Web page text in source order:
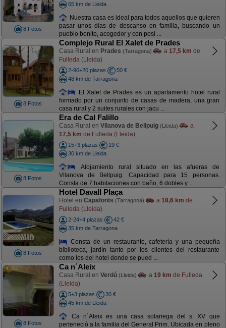
8 Fotos
65 km de Lleida
Nuestra casa es ideal para todos aquellos que quieren
pasar unos días de descanso en familia, buscando un
pueblo bonito, acogedor y con posi ...
8 Fotos
Complejo Rural El Xalet de Prades
Casa Rural en Prades (Tarragona) a 17,5 km de
Fulleda (Lleida)
2-96+20 plazas
50 €
48 km de Tarragona
El Xalet de Prades es un apartamento hotel rural
formado por un conjunto de casas de madera, una gran
casa rural y 2 suites rurales con jacu ...
8 Fotos
Era de Cal Falillo
Casa Rural en Vilanova de Bellpuig (Lleida)
a
17,5 km de Fulleda (Lleida)
15+3 plazas
19 €
30 km de Lleida
Alojamiento rural situado en las afueras de
Vilanova de Bellpuig. Capacidad para 15 personas.
Consta de 7 habitaciones con baño, 6 dobles y ...
8 Fotos
Hotel Davall Plaça
Hotel en Capafonts (Tarragona) a 18,6 km de
Fulleda (Lleida)
2-24+4 plazas
42 €
35 km de Tarragona
Consta de un restaurante, cafetería y una pequeña
biblioteca, jardín tanto por los clientes del restaurante
como los del hotel donde se pued ...
8 Fotos
Ca n´Aleix
Casa Rural en Verdú (Lleida) a 19 km de Fulleda
(Lleida)
5+3 plazas
30 €
45 km de Lleida
Ca n´Aleix es una casa solariega del s. XV que
perteneció a la familia del General Prim. Ubicada en pleno